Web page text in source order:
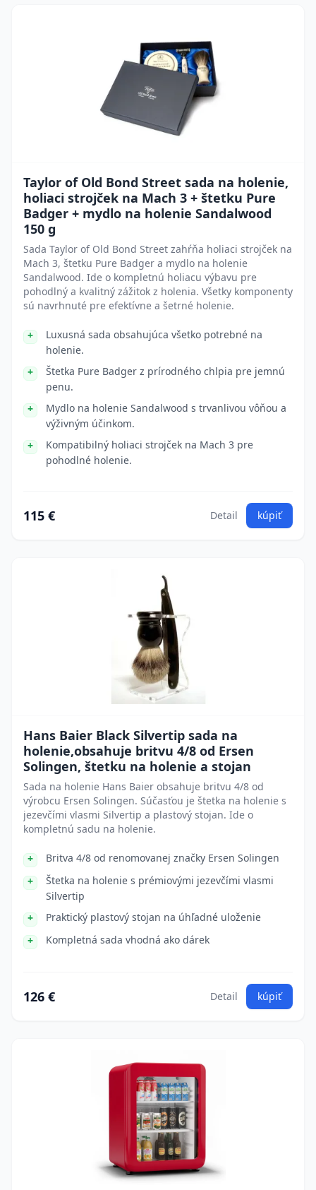
Taylor of Old Bond Street sada na holenie,
holiaci strojček na Mach 3 + štetku Pure
Badger + mydlo na holenie Sandalwood
150 g
Sada Taylor of Old Bond Street zahŕňa holiaci strojček na
Mach 3, štetku Pure Badger a mydlo na holenie
Sandalwood. Ide o kompletnú holiacu výbavu pre
pohodlný a kvalitný zážitok z holenia. Všetky komponenty
sú navrhnuté pre efektívne a šetrné holenie.
Luxusná sada obsahujúca všetko potrebné na
holenie.
Štetka Pure Badger z prírodného chlpia pre jemnú
penu.
Mydlo na holenie Sandalwood s trvanlivou vôňou a
výživným účinkom.
Kompatibilný holiaci strojček na Mach 3 pre
pohodlné holenie.
115 € Detail kúpiť
Hans Baier Black Silvertip sada na
holenie,obsahuje britvu 4/8 od Ersen
Solingen, štetku na holenie a stojan
Sada na holenie Hans Baier obsahuje britvu 4/8 od
výrobcu Ersen Solingen. Súčasťou je štetka na holenie s
jezevčími vlasmi Silvertip a plastový stojan. Ide o
kompletnú sadu na holenie.
Britva 4/8 od renomovanej značky Ersen Solingen
Štetka na holenie s prémiovými jezevčími vlasmi
Silvertip
Praktický plastový stojan na úhľadné uloženie
Kompletná sada vhodná ako dárek
126 € Detail kúpiť